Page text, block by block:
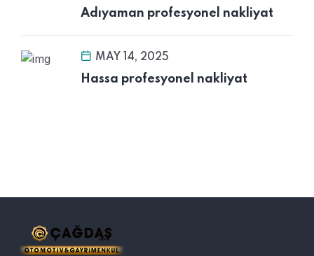
Adıyaman profesyonel nakliyat
MAY 14, 2025
Hassa profesyonel nakliyat